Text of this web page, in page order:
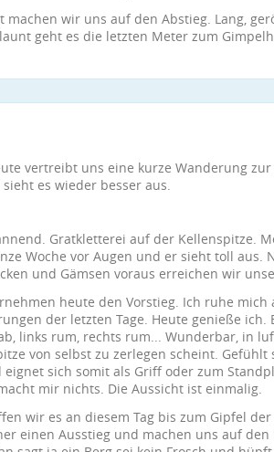
machen wir uns auf den Abstieg. Lang,
geht es die letzten Meter zum
vertreibt uns eine kurze Wanderung
es wieder besser aus.
Gratkletterei auf der Kellenspitze.
Woche vor Augen und er sieht toll aus.
und Gämsen voraus erreichen wir
heute den Vorstieg. Ich ruhe mich
der letzten Tage. Heute genieße ich.
links rum, rechts rum... Wunderbar, in
von selbst zu zerlegen scheint.
sich somit als Griff oder zum
mir nichts. Die Aussicht ist einmalig.
wir es an diesem Tag bis zum Gipfel
einen Ausstieg und machen uns auf den